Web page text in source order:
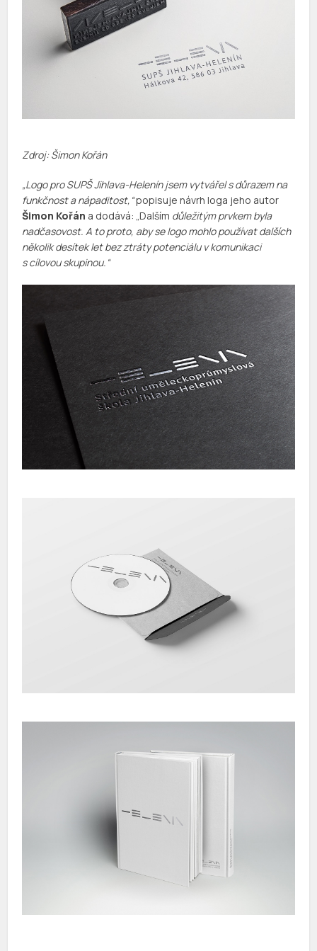
Zdroj: Šimon Kořán
„Logo pro SUPŠ Jihlava-Helenín jsem vytvářel s důrazem na
funkčnost a nápaditost,“popisuje návrh loga jeho autor
Šimon Kořán a dodává: „Dalším důležitým prvkem byla
nadčasovost. A to proto, aby se logo mohlo používat dalších
několik desítek let bez ztráty potenciálu v komunikaci
s cílovou skupinou.“